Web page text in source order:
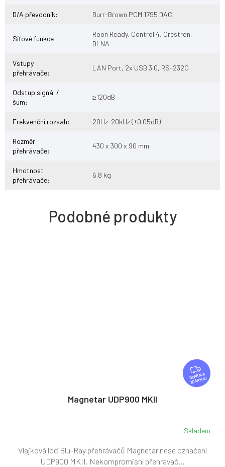
D/A převodník: Burr-Brown PCM 1795 DAC
Síťové funkce:
Roon Ready, Control 4, Crestron,
DLNA
Vstupy
přehrávače:
LAN Port, 2x USB 3.0, RS-232C
Odstup signál /
šum:
≥120dB
Frekvenční rozsah: 20Hz-20kHz (±0.05dB)
Rozměr
přehrávače:
430 x 300 x 90 mm
Hmotnost
přehrávače:
6.8 kg
Z
D
A
ZDARMA
Magnetar UDP900 MKII
Skladem
Vlajková loď Blu-Ray přehrávačů Magnetar nese označení
UDP900 MKII. Nekompromisní přehrávač...